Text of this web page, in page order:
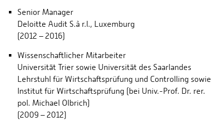
Senior Manager
Deloitte Audit S.à r.l., Luxemburg
(2012 – 2016)
Wissenschaftlicher Mitarbeiter
Universität Trier sowie Universität des Saarlandes
Lehrstuhl für Wirtschaftsprüfung und Controlling sowie
Institut für Wirtschaftsprüfung (bei Univ.-Prof. Dr. rer.
pol. Michael Olbrich)
(2009 – 2012)